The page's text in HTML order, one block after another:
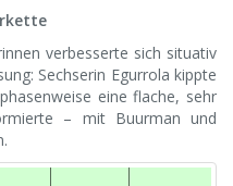
verbesserte sich situativ
Sechserin Egurrola kippte
eine flache, sehr
– mit Buurman und